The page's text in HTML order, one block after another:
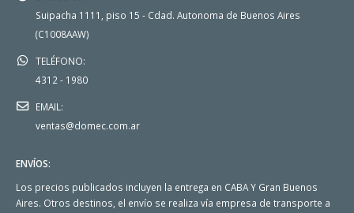
Suipacha 1111, piso 15 - Cdad. Autonoma de Buenos Aires
(C1008AAW)
TELÉFONO:
4312 - 1980
EMAIL:
ventas@domec.com.ar
ENVÍOS:
Los precios publicados incluyen la entrega en CABA Y Gran Buenos
Aires. Otros destinos, el envío se realiza vía empresa de transporte a